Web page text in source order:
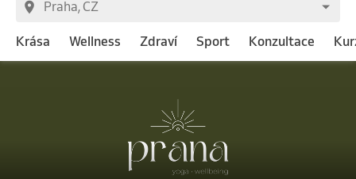
Krása Wellness Zdraví Sport Konzultace